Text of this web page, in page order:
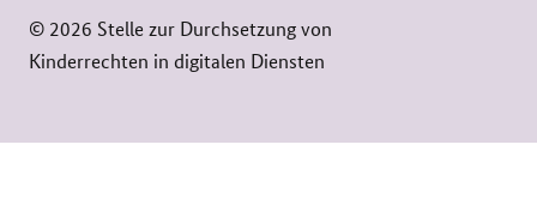
© 2026 Stelle zur Durchsetzung von
Kinderrechten in digitalen Diensten
Navigation